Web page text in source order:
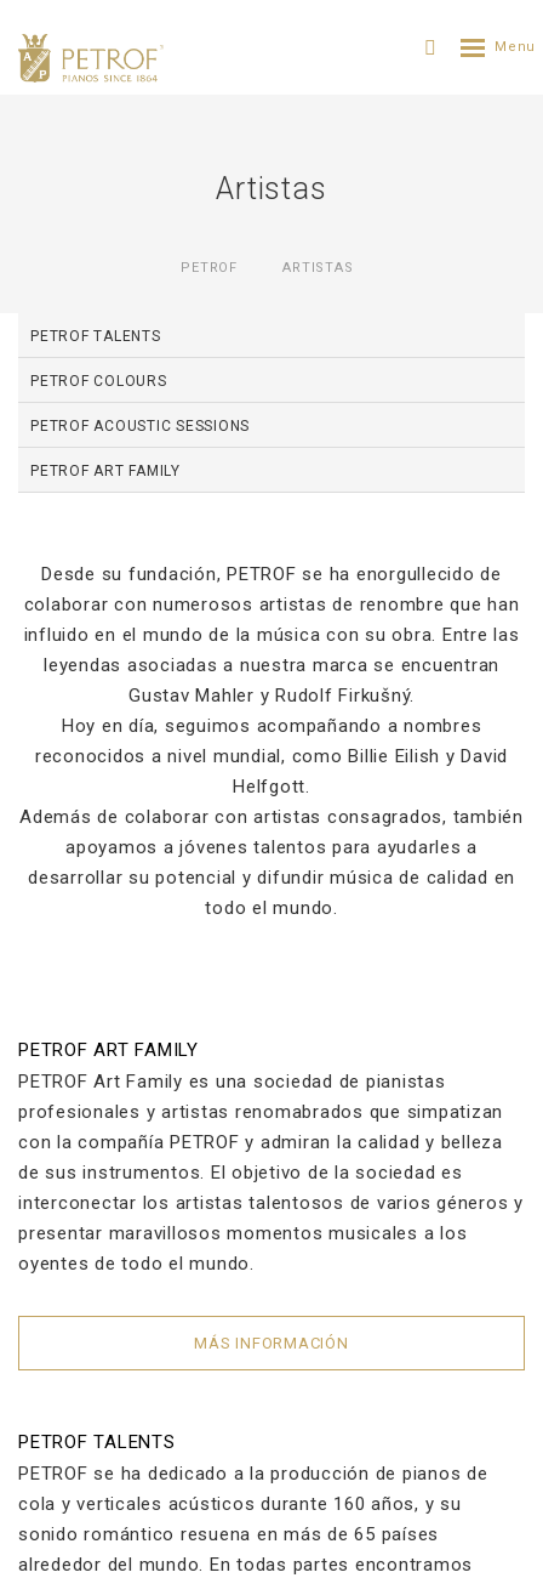
Artistas
PETROF ARTISTAS
PETROF TALENTS
PETROF COLOURS
PETROF ACOUSTIC SESSIONS
PETROF ART FAMILY
Desde su fundación, PETROF se ha enorgullecido de
colaborar con numerosos artistas de renombre que han
influido en el mundo de la música con su obra. Entre las
leyendas asociadas a nuestra marca se encuentran
Gustav Mahler y Rudolf Firkušný.
Hoy en día, seguimos acompañando a nombres
reconocidos a nivel mundial, como Billie Eilish y David
Helfgott.
Además de colaborar con artistas consagrados, también
apoyamos a jóvenes talentos para ayudarles a
desarrollar su potencial y difundir música de calidad en
todo el mundo.
PETROF ART FAMILY
PETROF Art Family es una sociedad de pianistas
profesionales y artistas renomabrados que simpatizan
con la compañía PETROF y admiran la calidad y belleza
de sus instrumentos. El objetivo de la sociedad es
interconectar los artistas talentosos de varios géneros y
presentar maravillosos momentos musicales a los
oyentes de todo el mundo.
MÁS INFORMACIÓN
PETROF TALENTS
PETROF se ha dedicado a la producción de pianos de
cola y verticales acústicos durante 160 años, y su
sonido romántico resuena en más de 65 países
alrededor del mundo. En todas partes encontramos